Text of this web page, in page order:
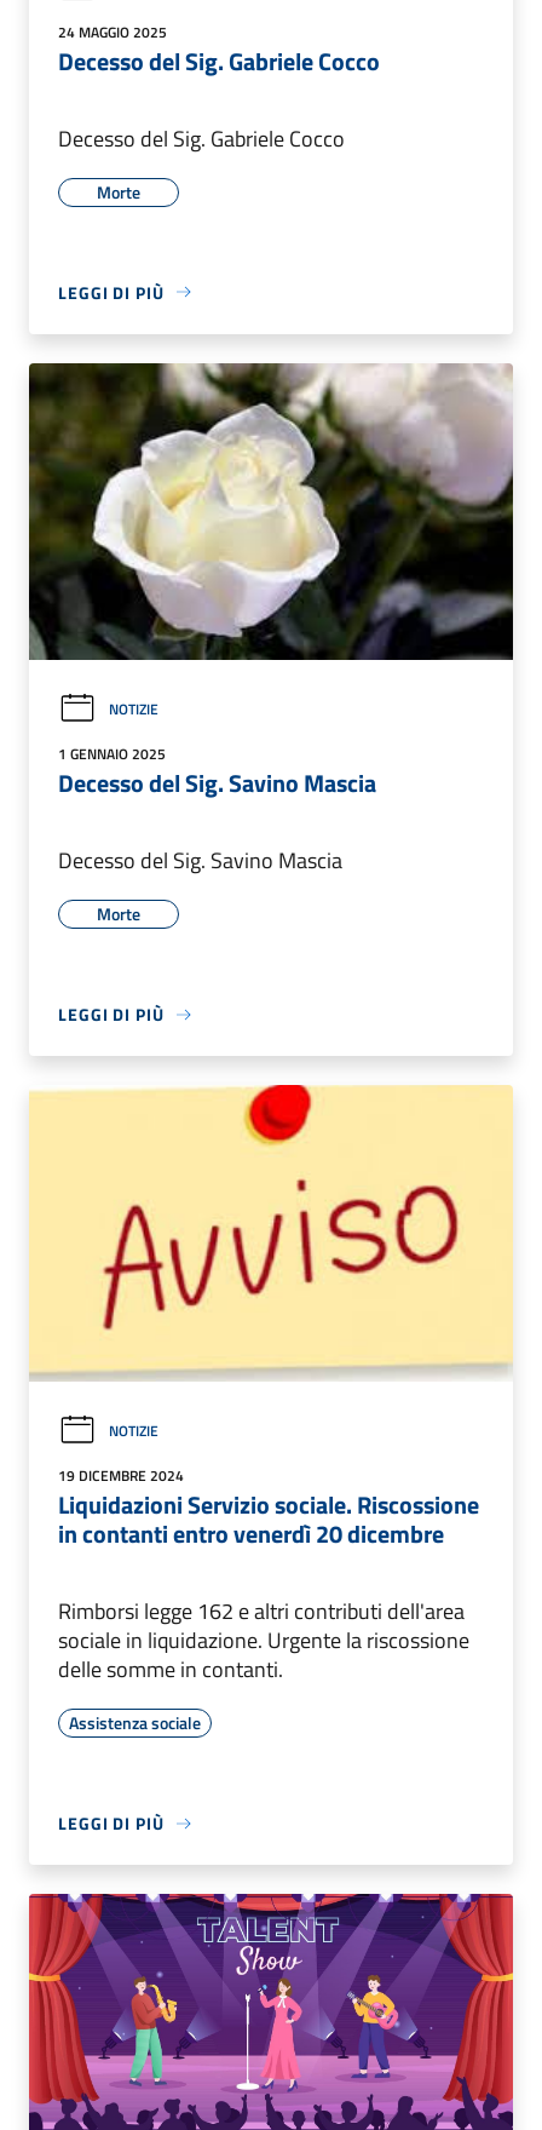
24 MAGGIO 2025
Decesso del Sig. Gabriele Cocco
Decesso del Sig. Gabriele Cocco
Morte
LEGGI DI PIÙ
NOTIZIE
1 GENNAIO 2025
Decesso del Sig. Savino Mascia
Decesso del Sig. Savino Mascia
Morte
LEGGI DI PIÙ
NOTIZIE
19 DICEMBRE 2024
Liquidazioni Servizio sociale. Riscossione
in contanti entro venerdì 20 dicembre
Rimborsi legge 162 e altri contributi dell'area
sociale in liquidazione. Urgente la riscossione
delle somme in contanti.
Assistenza sociale
LEGGI DI PIÙ